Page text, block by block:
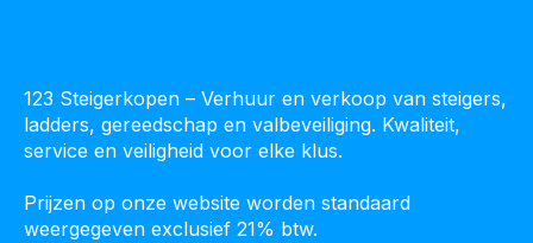
123 Steigerkopen – Verhuur en verkoop van steigers,
ladders, gereedschap en valbeveiliging. Kwaliteit,
service en veiligheid voor elke klus.
Prijzen op onze website worden standaard
weergegeven exclusief 21% btw.